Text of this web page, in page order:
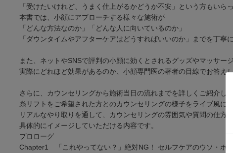
「受けたいけれど、うまく仕上がるかどうか不安」という方もいら
本書では、小顔にアプローチする様々な施術が
「どんな方法なのか」「どんな人に向いているのか」
「ダウンタイムやアフターケアはどうすればいいのか」までを丁寧
また、ネットやSNSで評判の小顔に効くとされるグッズやマッサー
実際にどれほど効果があるのか、小顔専門医の著者の目線でお答え
さらに、カウンセリングから施術当日の流れまでを詳しくご紹介し、
糸リフトをご希望された方とのカウンセリングの様子をライブ風に掲
リアルなやり取りを通して、カウンセリングの雰囲気や質問の仕方な
具体的にイメージしていただける内容です。
プロローグ
Chapter1 「これやってない？」絶対NG！ セルフケアのウソ・ホン